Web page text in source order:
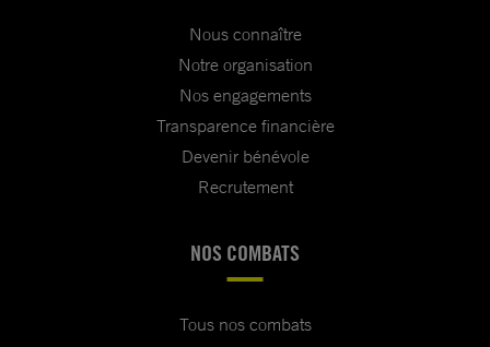
Nous connaître
Notre organisation
Nos engagements
Transparence financière
Devenir bénévole
Recrutement
NOS COMBATS
Tous nos combats